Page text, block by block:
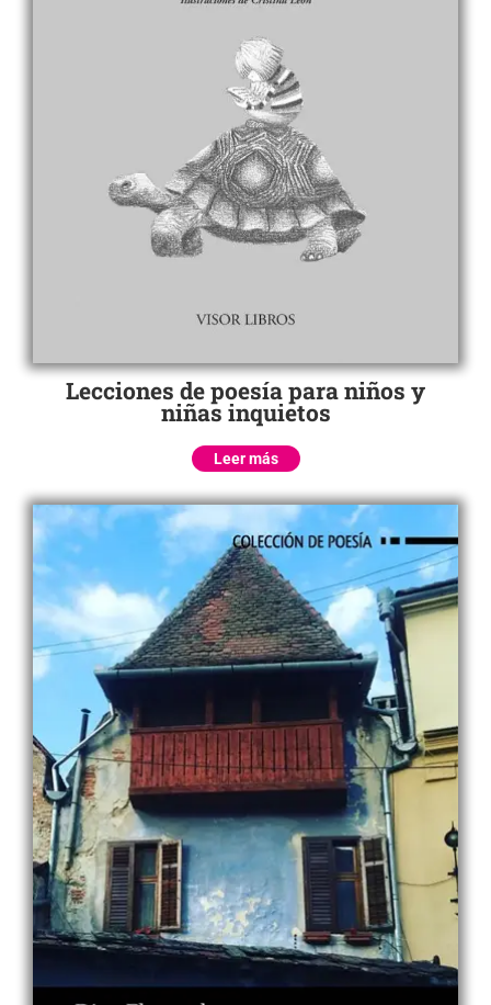
Lecciones de poesía para niños y
niñas inquietos
Leer más